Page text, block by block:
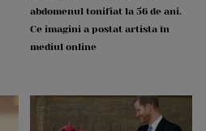
abdomenul tonifiat la 56 de ani.
Ce imagini a postat artista în
mediul online